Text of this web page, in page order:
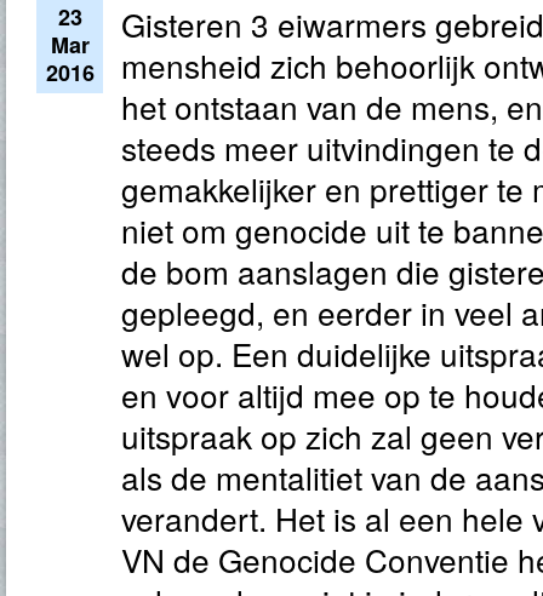
23
Mar
2016
Gisteren 3 eiwarmers
mensheid zich behoorlijk
het ontstaan van de mens,
steeds meer uitvindingen te
gemakkelijker en prettiger te
niet om genocide uit te
de bom aanslagen die
gepleegd, en eerder in veel
wel op. Een duidelijke
en voor altijd mee op te
uitspraak op zich zal geen
als de mentalitiet van de
verandert. Het is al een hele
VN de Genocide Conventie